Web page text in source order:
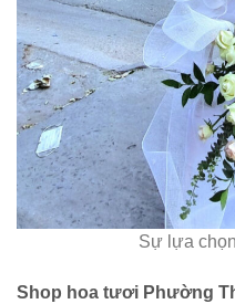
Sự lựa
Shop hoa tươi Phường